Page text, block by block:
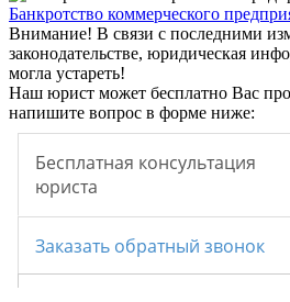
Банкротство коммерческого
Внимание! В связи с последними
законодательстве, юридическая
могла устареть!
Наш юрист может бесплатно Вас
напишите вопрос в форме ниже: